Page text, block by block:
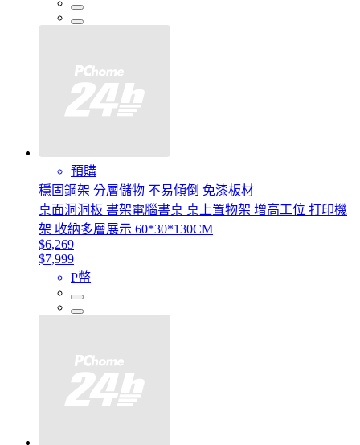
預購
穩固鋼架 分層儲物 不易傾倒 免漆板材
桌面洞洞板 書架電腦書桌 桌上置物架 增高工位 打印機
架 收納多層展示 60*30*130CM
$6,269
$7,999
P幣